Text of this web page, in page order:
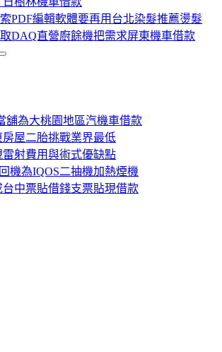
PDF編輯軟體要再用台北染髮推薦燙髮
DAQ直營廚餘機把需求屏東機車借款
舖為大桃園地區汽機車借款
屋二胎挑戰業界最低
射費用與術式優缺點
機為IQOS二抽機加熱煙機
中票貼借錢支票貼現借款